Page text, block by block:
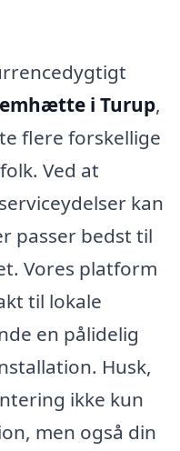
i Turup,
flere forskellige
Ved at
kan
passer bedst til
Vores platform
til lokale
en pålidelig
Husk,
ikke kun
men også din